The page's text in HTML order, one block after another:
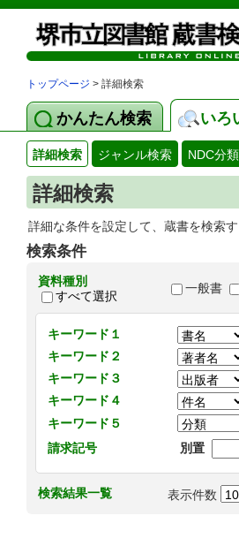
トップページ > 詳細検索
かんたん検索 いろ
詳細検索 ジャンル検索 NDC分
詳細検索
詳細な条件を設定して、蔵書を検索す
検索条件
資料種別
すべて選択
一般書
キーワード１
キーワード２
キーワード３
キーワード４
キーワード５
請求記号
別置
検索結果一覧 表示件数